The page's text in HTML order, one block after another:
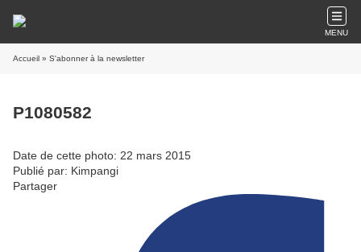
MENU
Accueil » S'abonner à la newsletter
P1080582
Date de cette photo: 22 mars 2015
Publié par: Kimpangi
Partager